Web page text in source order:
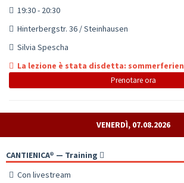
19:30 - 20:30
Hinterbergstr. 36 / Steinhausen
Silvia Spescha
La lezione è stata disdetta: sommerferien
Prenotare ora
VENERDÌ, 07.08.2026
CANTIENICA® — Training
Con livestream